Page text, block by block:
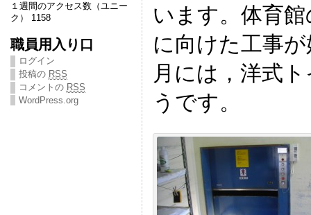
１週間のアクセス数（ユニー
ク） 1158
職員用入り口
ログイン
投稿の RSS
コメントの RSS
WordPress.org
います。体育
に向けた工事
月には，洋式
うです。